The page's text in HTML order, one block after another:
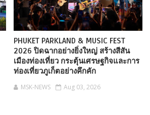
PHUKET PARKLAND & MUSIC FEST
2026 ปิดฉากอย่างยิ่งใหญ่ สร้างสีสัน
เมืองท่องเที่ยว กระตุ้นเศรษฐกิจและการ
ท่องเที่ยวภูเก็ตอย่างคึกคัก
MSK-NEWS Aug 03, 2026